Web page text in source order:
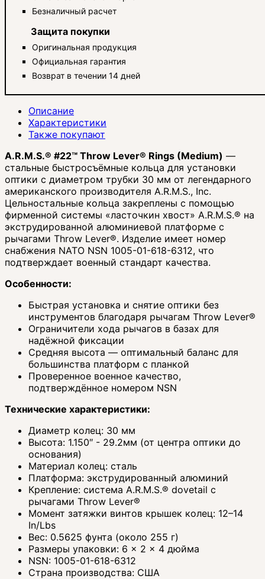
Безналичный расчет
Защита покупки
Оригинальная продукция
Официальная гарантия
Возврат в течении 14 дней
Описание
Характеристики
Также покупают
A.R.M.S.® #22™ Throw Lever® Rings (Medium) —
стальные быстросъёмные кольца для установки
оптики с диаметром трубки 30 мм от легендарного
американского производителя A.R.M.S., Inc.
Цельностальные кольца закреплены с помощью
фирменной системы «ласточкин хвост» A.R.M.S.® на
экструдированной алюминиевой платформе с
рычагами Throw Lever®. Изделие имеет номер
снабжения NATO NSN 1005-01-618-6312, что
подтверждает военный стандарт качества.
Особенности:
Быстрая установка и снятие оптики без
инструментов благодаря рычагам Throw Lever®
Ограничители хода рычагов в базах для
надёжной фиксации
Средняя высота — оптимальный баланс для
большинства платформ с планкой
Проверенное военное качество,
подтверждённое номером NSN
Технические характеристики:
Диаметр колец: 30 мм
Высота: 1.150″ - 29.2мм (от центра оптики до
основания)
Материал колец: сталь
Платформа: экструдированный алюминий
Крепление: система A.R.M.S.® dovetail с
рычагами Throw Lever®
Момент затяжки винтов крышек колец: 12–14
In/Lbs
Вес: 0.5625 фунта (около 255 г)
Размеры упаковки: 6 × 2 × 4 дюйма
NSN: 1005-01-618-6312
Страна производства: США